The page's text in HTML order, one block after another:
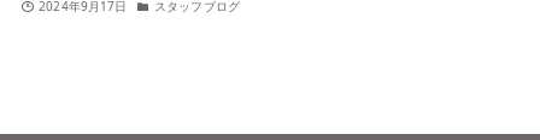
2024年9月17日 スタッフブログ